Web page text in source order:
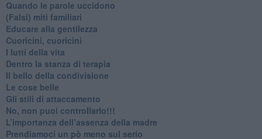
​Quando le parole uccidono
​(Falsi) miti familiari
​Educare alla gentilezza
​Cuoricini, cuoricini
I lutti della vita
​Dentro la stanza di terapia
​Il bello della condivisione
Le cose belle
​Gli stili di attaccamento
No, non puoi controllarlo!!!
​L’importanza dell’assenza della madre
​Prendiamoci un pò meno sul serio